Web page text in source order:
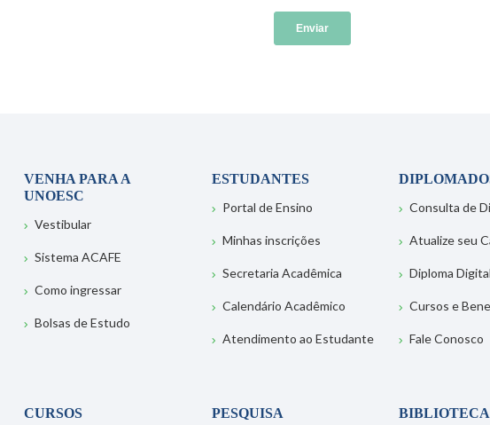
VENHA PARA A
UNOESC
Vestibular
Sistema ACAFE
Como ingressar
Bolsas de Estudo
ESTUDANTES
Portal de Ensino
Minhas inscrições
Secretaria Acadêmica
Calendário Acadêmico
Atendimento ao Estudante
Consulta de
Atualize seu
Diploma Digital
Cursos e
Fale Conosco
CURSOS
PESQUISA
BIBLIOTECA